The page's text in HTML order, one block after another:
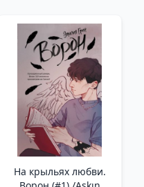
На крыльях любви.